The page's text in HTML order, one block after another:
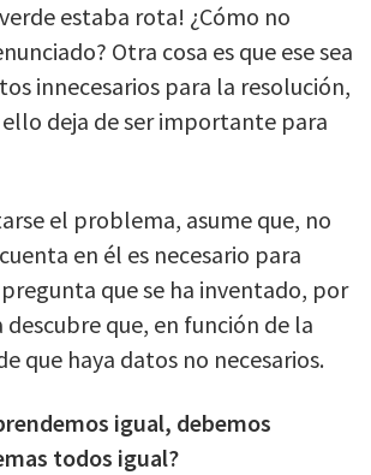
estaba rota! ¿Cómo no
Otra cosa es que ese sea
innecesarios para la resolución,
deja de ser importante para
el problema, asume que, no
en él es necesario para
que se ha inventado, por
que, en función de la
que haya datos no necesarios.
igual, debemos
todos igual?